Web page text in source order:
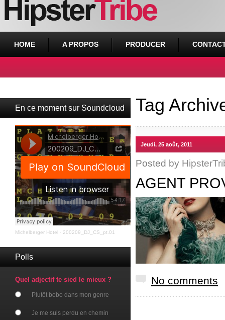
HOME A PROPOS PRODUCER
En ce moment sur Soundcloud
Michelberger Hotel · 200209_DJ_CS_pt.01
Polls
Quel adjectif te sied le mieux ?
Plutôt bobo dans mon genre
Je me suis perdu en chemin
Tag
Jeudi, 25 août, 2011
Posted by
AGENT
No comments